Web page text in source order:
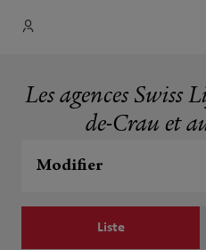
Les agences
de-Crau et
Modifier
Liste